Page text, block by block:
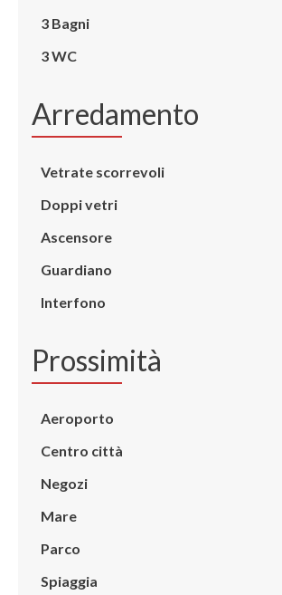
3 Bagni
3 WC
Arredamento
Vetrate scorrevoli
Doppi vetri
Ascensore
Guardiano
Interfono
Prossimità
Aeroporto
Centro città
Negozi
Mare
Parco
Spiaggia